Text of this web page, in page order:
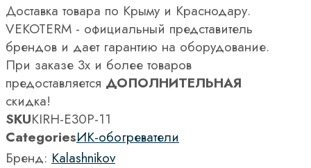
Доставка товара по Крыму и Краснодару.
VEKOTERM - официальный представитель
брендов и дает гарантию на оборудование.
При заказе 3х и более товаров
предоставляется ДОПОЛНИТЕЛЬНАЯ
скидка!
SKUKIRH-E30P-11
CategoriesИК-обогреватели
Бренд: Kalashnikov